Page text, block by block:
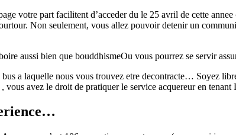
votre part facilitent d’acceder du le 25 avril de cette
Non seulement, vous allez pouvoir detenir un
aussi bien que bouddhismeOu vous pourrez se servir
a laquelle nous vous trouvez etre decontracte… Soyez
avez le droit de pratiquer le service acquereur en tenant